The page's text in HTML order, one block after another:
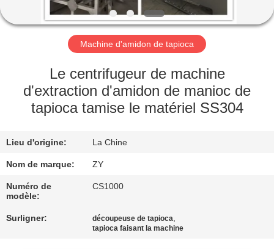
DES
USA
VISITE
D'USINE
DE
QUALITÉ
NOUS
Machine d'amidon de tapioca
Le centrifugeur de machine
d'extraction d'amidon de manioc de
tapioca tamise le matériel SS304
Lieu d'origine: La Chine
Nom de marque: ZY
Numéro de
modèle:
CS1000
Surligner: découpeuse de tapioca,
tapioca faisant la machine